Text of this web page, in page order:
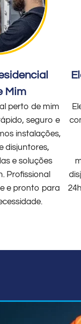
Mim
perto de mim
seguro e
instalações,
disjuntores,
e soluções
Profissional
e pronto para